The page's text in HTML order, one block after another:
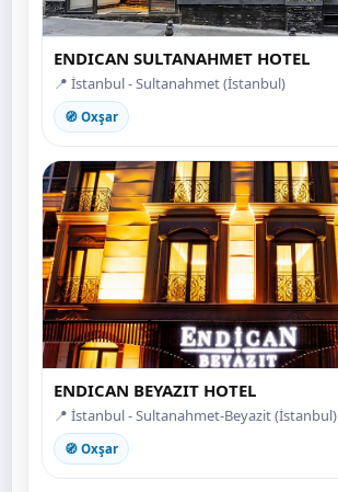
ENDICAN SULTANAHMET HOTEL
📍 İstanbul - Sultanahmet (İstanbul)
🧭 Oxşar
ENDICAN BEYAZIT HOTEL
📍 İstanbul - Sultanahmet-Beyazit (İstanbul)
🧭 Oxşar